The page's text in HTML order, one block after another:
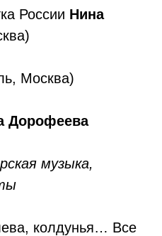
России Нина
Москва)
Дорофеева
музыка,
колдунья… Все